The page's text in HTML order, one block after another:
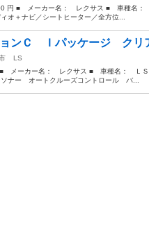
円 ■ メーカー名： レクサス ■ 車種名
＋ナビ／シートヒーター／全方位...
ンＣ Ｉパッケージ クリ
LS
メーカー名： レクサス ■ 車種名： Ｌ
ナー オートクルーズコントロール バ...